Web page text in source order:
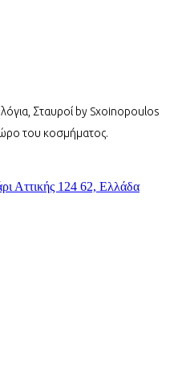
Σταυροί by Sxoinopoulos
του κοσμήματος.
Αττικής 124 62, Ελλάδα